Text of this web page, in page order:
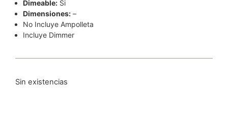
Dimeable: Si
Dimensiones: –
No Incluye Ampolleta
Incluye Dimmer
Sin existencias